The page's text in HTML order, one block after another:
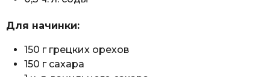
Для начинки:
150 г грецких орехов
150 г сахара